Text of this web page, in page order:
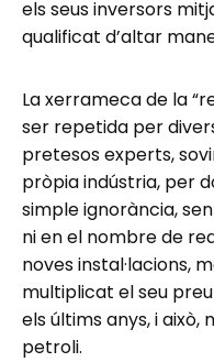
els seus inversors
qualificat d’altar
La xerrameca de la
ser repetida per
pretesos experts,
pròpia indústria, per
simple ignorància,
ni en el nombre de
noves instal·lacions,
multiplicat el seu
els últims anys, i això,
petroli.